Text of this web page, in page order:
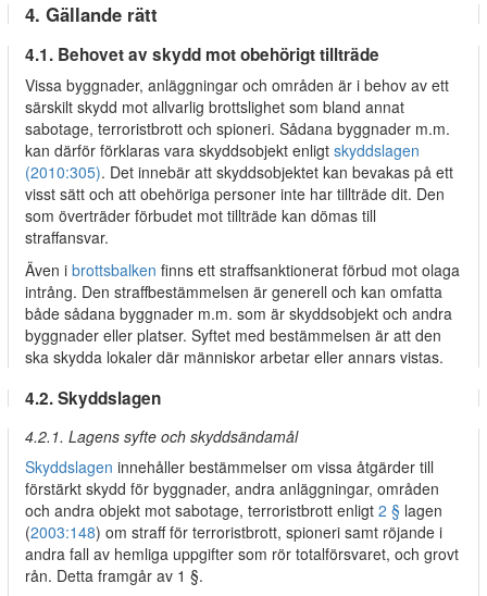
4. Gällande rätt
4.1. Behovet av skydd mot obehörigt tillträde
Vissa byggnader, anläggningar och områden är i behov av ett
särskilt skydd mot allvarlig brottslighet som bland annat
sabotage, terroristbrott och spioneri. Sådana byggnader m.m.
kan därför förklaras vara skyddsobjekt enligt skyddslagen
(2010:305). Det innebär att skyddsobjektet kan bevakas på ett
visst sätt och att obehöriga personer inte har tillträde dit. Den
som överträder förbudet mot tillträde kan dömas till
straffansvar.
Även i brottsbalken finns ett straffsanktionerat förbud mot olaga
intrång. Den straffbestämmelsen är generell och kan omfatta
både sådana byggnader m.m. som är skyddsobjekt och andra
byggnader eller platser. Syftet med bestämmelsen är att den
ska skydda lokaler där människor arbetar eller annars vistas.
4.2. Skyddslagen
4.2.1. Lagens syfte och skyddsändamål
Skyddslagen innehåller bestämmelser om vissa åtgärder till
förstärkt skydd för byggnader, andra anläggningar, områden
och andra objekt mot sabotage, terroristbrott enligt 2 § lagen
(2003:148) om straff för terroristbrott, spioneri samt röjande i
andra fall av hemliga uppgifter som rör totalförsvaret, och grovt
rån. Detta framgår av 1 §.